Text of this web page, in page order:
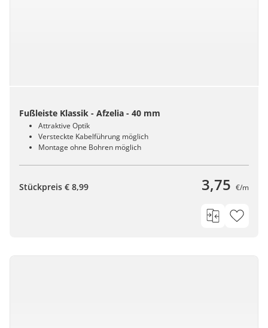
Fußleiste Klassik - Afzelia - 40 mm
Attraktive Optik
Versteckte Kabelführung möglich
Montage ohne Bohren möglich
Stückpreis € 8,99 3,75 €/m